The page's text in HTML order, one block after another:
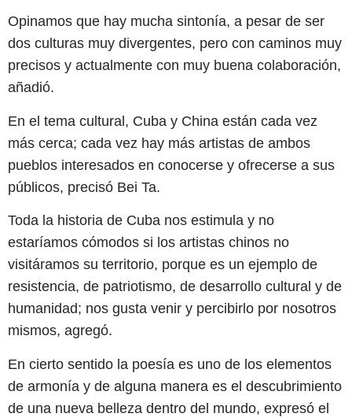
Opinamos que hay mucha sintonía, a pesar de ser
dos culturas muy divergentes, pero con caminos muy
precisos y actualmente con muy buena colaboración,
añadió.
En el tema cultural, Cuba y China están cada vez
más cerca; cada vez hay más artistas de ambos
pueblos interesados en conocerse y ofrecerse a sus
públicos, precisó Bei Ta.
Toda la historia de Cuba nos estimula y no
estaríamos cómodos si los artistas chinos no
visitáramos su territorio, porque es un ejemplo de
resistencia, de patriotismo, de desarrollo cultural y de
humanidad; nos gusta venir y percibirlo por nosotros
mismos, agregó.
En cierto sentido la poesía es uno de los elementos
de armonía y de alguna manera es el descubrimiento
de una nueva belleza dentro del mundo, expresó el